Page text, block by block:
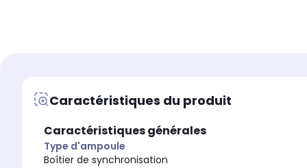
Classe énergétique
Non concerné
Créez votre ambiance
Oui
Variation couleurs
A
Caractéristiques du produit
Caractéristiques générales
Type d'ampoule
Boîtier de synchronisation